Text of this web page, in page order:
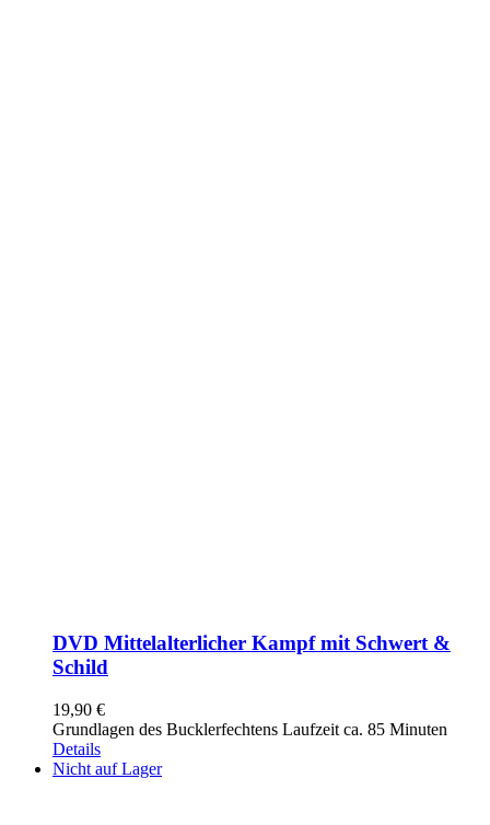
DVD Mittelalterlicher Kampf mit Schwert &
Schild
19,90 €
Grundlagen des Bucklerfechtens Laufzeit ca. 85 Minuten
Details
Nicht auf Lager